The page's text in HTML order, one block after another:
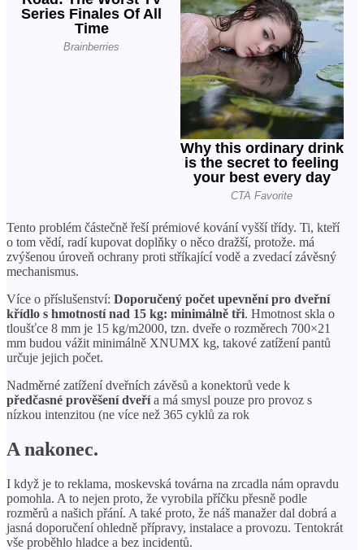
Tento problém částečně řeší prémiové kování vyšší třídy. Ti, kteří
o tom vědí, radí kupovat doplňky o něco dražší, protože. má
zvýšenou úroveň ochrany proti stříkající vodě a zvedací závěsný
mechanismus.
Více o příslušenství: Doporučený počet upevnění pro dveřní
křídlo s hmotností nad 15 kg: minimálně tři. Hmotnost skla o
tloušťce 8 mm je 15 kg/m2000, tzn. dveře o rozměrech 700×21
mm budou vážit minimálně XNUMX kg, takové zatížení pantů
určuje jejich počet.
Nadměrné zatížení dveřních závěsů a konektorů vede k
předčasné prověšení dveřía má smysl pouze pro provoz s
nízkou intenzitou (ne více než 365 cyklů za rok
A nakonec.
I když je to reklama, moskevská továrna na zrcadla nám opravdu
pomohla. A to nejen proto, že vyrobila příčku přesně podle
rozměrů a našich přání. A také proto, že náš manažer dal dobrá a
jasná doporučení ohledně přípravy, instalace a provozu. Tentokrát
vše proběhlo hladce a bez incidentů.